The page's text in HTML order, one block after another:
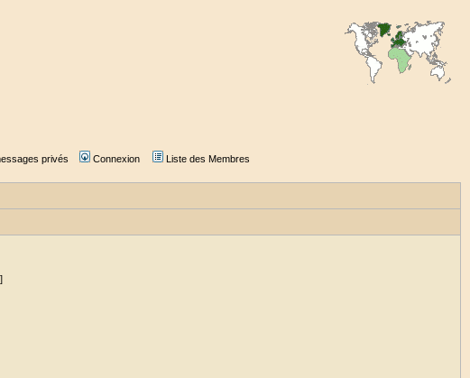
privés Connexion Liste des Membres